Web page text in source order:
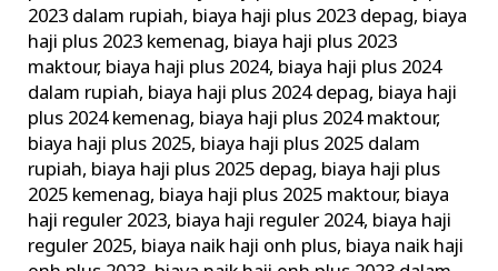
2023 dalam rupiah, biaya haji plus 2023 depag, biaya
haji plus 2023 kemenag, biaya haji plus 2023
maktour, biaya haji plus 2024, biaya haji plus 2024
dalam rupiah, biaya haji plus 2024 depag, biaya haji
plus 2024 kemenag, biaya haji plus 2024 maktour,
biaya haji plus 2025, biaya haji plus 2025 dalam
rupiah, biaya haji plus 2025 depag, biaya haji plus
2025 kemenag, biaya haji plus 2025 maktour, biaya
haji reguler 2023, biaya haji reguler 2024, biaya haji
reguler 2025, biaya naik haji onh plus, biaya naik haji
Depag